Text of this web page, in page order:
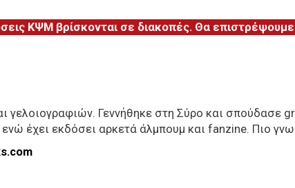
ΚΨΜ βρίσκονται σε διακοπές. Θα
γελοιογραφιών. Γεννήθηκε στη Σύρο και σπούδασε
έχει εκδόσει αρκετά άλμπουμ και fanzine. Πιο